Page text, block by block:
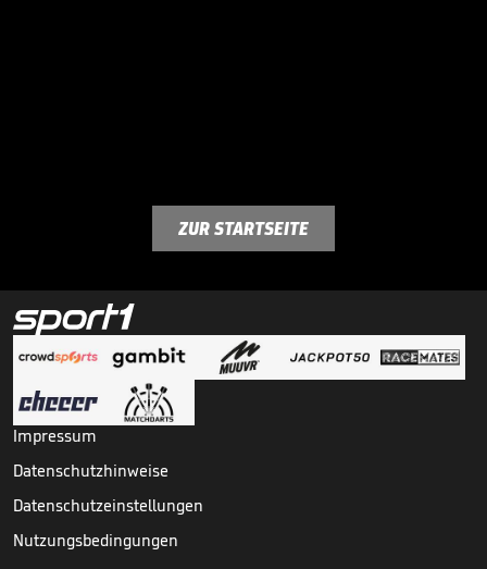
ZUR STARTSEITE
Impressum
Datenschutzhinweise
Datenschutzeinstellungen
Nutzungsbedingungen